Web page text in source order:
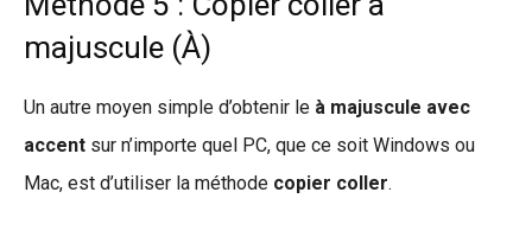
majuscule (À)
Un autre moyen simple d’obtenir le à majuscule avec
accent sur n’importe quel PC, que ce soit Windows ou
Mac, est d’utiliser la méthode copier coller.